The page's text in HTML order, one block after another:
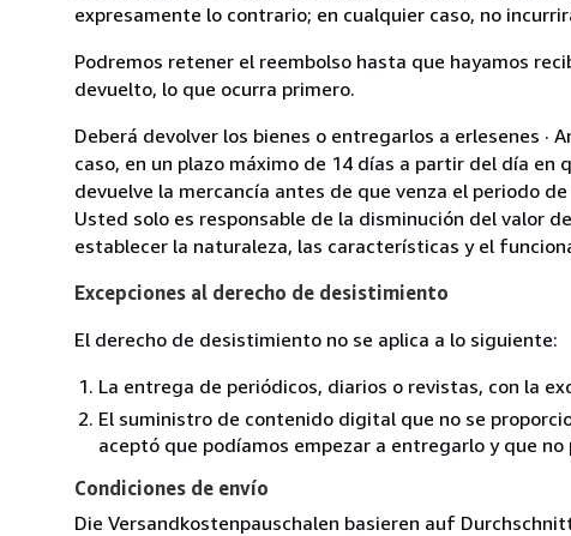
expresamente lo contrario; en cualquier caso, no
Podremos retener el reembolso hasta que hayamos
devuelto, lo que ocurra primero.
Deberá devolver los bienes o entregarlos a erlesenes
caso, en un plazo máximo de 14 días a partir del día
devuelve la mercancía antes de que venza el periodo
Usted solo es responsable de la disminución del valor
establecer la naturaleza, las características y el
Excepciones al derecho de desistimiento
El derecho de desistimiento no se aplica a lo siguiente:
La entrega de periódicos, diarios o revistas, con la
El suministro de contenido digital que no se
aceptó que podíamos empezar a entregarlo y que
Condiciones de envío
Die Versandkostenpauschalen basieren auf